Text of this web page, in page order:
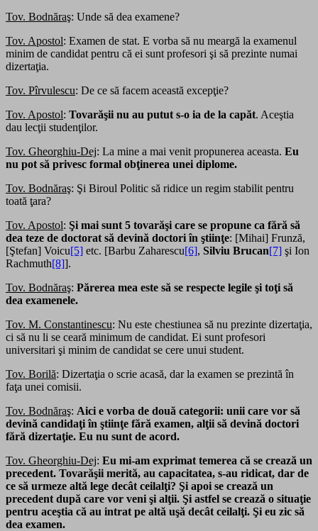
Tov. Bodnăraş: Unde să dea examene?
Tov. Apostol: Examen de stat. E vorba să nu meargă la examenul
minim de candidat pentru că ei sunt profesori şi să prezinte numai
dizertaţia.
Tov. Pîrvulescu: De ce să facem această excepţie?
Tov. Apostol: Tovarăşii nu au putut s-o ia de la capăt. Aceştia
dau lecţii studenţilor.
Tov. Gheorghiu-Dej: La mine a mai venit propunerea aceasta. Eu
nu pot să privesc formal obţinerea unei diplome.
Tov. Bodnăraş: Şi Biroul Politic să ridice un regim stabilit pentru
toată ţara?
Tov. Apostol: Şi mai sunt 5 tovarăşi care se propune ca fără să
dea teze de doctorat să devină doctori în ştiinţe: [Mihai] Frunză,
[Ştefan] Voicu[5] etc. [Barbu Zaharescu[6], Silviu Brucan[7] şi Ion
Rachmuth[8]].
Tov. Bodnăraş: Părerea mea este să se respecte legile şi toţi să
dea examenele.
Tov. M. Constantinescu: Nu este chestiunea să nu prezinte dizertaţia,
ci să nu li se ceară minimum de candidat. Ei sunt profesori
universitari şi minim de candidat se cere unui student.
Tov. Borilă: Dizertaţia o scrie acasă, dar la examen se prezintă în
faţa unei comisii.
Tov. Bodnăraş: Aici e vorba de două categorii: unii care vor să
devină candidaţi în ştiinţe fără examen, alţii să devină doctori
fără dizertaţie. Eu nu sunt de acord.
Tov. Gheorghiu-Dej: Eu mi-am exprimat temerea că se crează un
precedent. Tovarăşii merită, au capacitatea, s-au ridicat, dar de
ce să urmeze altă lege decât ceilalţi? Şi apoi se crează un
precedent după care vor veni şi alţii. Şi astfel se crează o situaţie
pentru aceştia că au intrat pe altă uşă decât ceilalţi. Şi eu zic să
dea examen.